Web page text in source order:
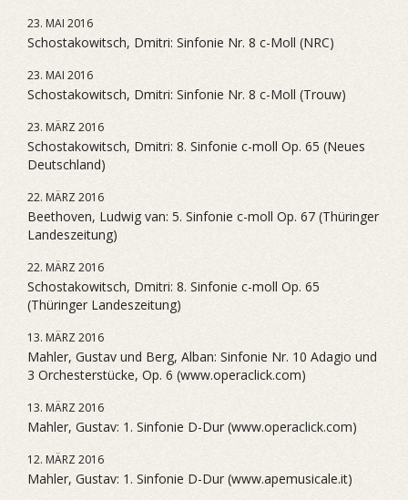
23. MAI 2016
Schostakowitsch, Dmitri: Sinfonie Nr. 8 c-Moll (NRC)
23. MAI 2016
Schostakowitsch, Dmitri: Sinfonie Nr. 8 c-Moll (Trouw)
23. MÄRZ 2016
Schostakowitsch, Dmitri: 8. Sinfonie c-moll Op. 65 (Neues
Deutschland)
22. MÄRZ 2016
Beethoven, Ludwig van: 5. Sinfonie c-moll Op. 67 (Thüringer
Landeszeitung)
22. MÄRZ 2016
Schostakowitsch, Dmitri: 8. Sinfonie c-moll Op. 65
(Thüringer Landeszeitung)
13. MÄRZ 2016
Mahler, Gustav und Berg, Alban: Sinfonie Nr. 10 Adagio und
3 Orchesterstücke, Op. 6 (www.operaclick.com)
13. MÄRZ 2016
Mahler, Gustav: 1. Sinfonie D-Dur (www.operaclick.com)
12. MÄRZ 2016
Mahler, Gustav: 1. Sinfonie D-Dur (www.apemusicale.it)